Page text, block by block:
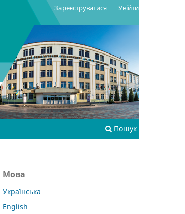
Пошук
Зареєструватися Увійти
Мова
Українська
English